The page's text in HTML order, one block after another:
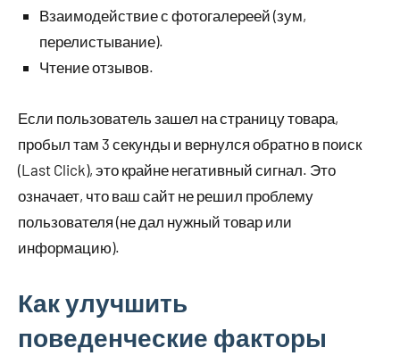
Взаимодействие с фотогалереей (зум,
перелистывание).
Чтение отзывов.
Если пользователь зашел на страницу товара,
пробыл там 3 секунды и вернулся обратно в поиск
(Last Click), это крайне негативный сигнал. Это
означает, что ваш сайт не решил проблему
пользователя (не дал нужный товар или
информацию).
Как улучшить
поведенческие факторы